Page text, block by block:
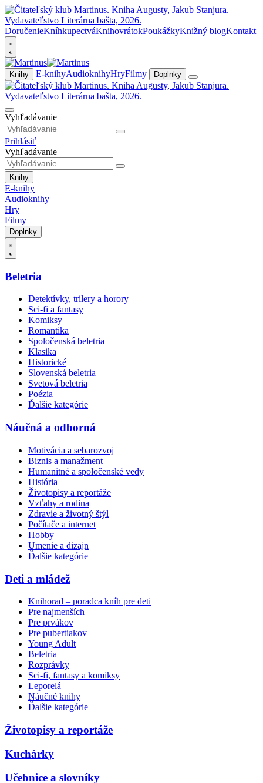
DoručenieKníhkupectváKnihovrátokPoukážkyKnižný blogKontakt
Knihy E-knihyAudioknihyHryFilmy Doplnky
Vyhľadávanie
Prihlásiť
Vyhľadávanie
Knihy
E-knihy
Audioknihy
Hry
Filmy
Doplnky
Beletria
Detektívky, trilery a horory
Sci-fi a fantasy
Komiksy
Romantika
Spoločenská beletria
Klasika
Historické
Slovenská beletria
Svetová beletria
Poézia
Ďalšie kategórie
Náučná a odborná
Motivácia a sebarozvoj
Biznis a manažment
Humanitné a spoločenské vedy
História
Životopisy a reportáže
Vzťahy a rodina
Zdravie a životný štýl
Počítače a internet
Hobby
Umenie a dizajn
Ďalšie kategórie
Deti a mládež
Knihorad – poradca kníh pre deti
Pre najmenších
Pre prvákov
Pre pubertiakov
Young Adult
Beletria
Rozprávky
Sci-fi, fantasy a komiksy
Leporelá
Náučné knihy
Ďalšie kategórie
Životopisy a reportáže
Kuchárky
Učebnice a slovníky